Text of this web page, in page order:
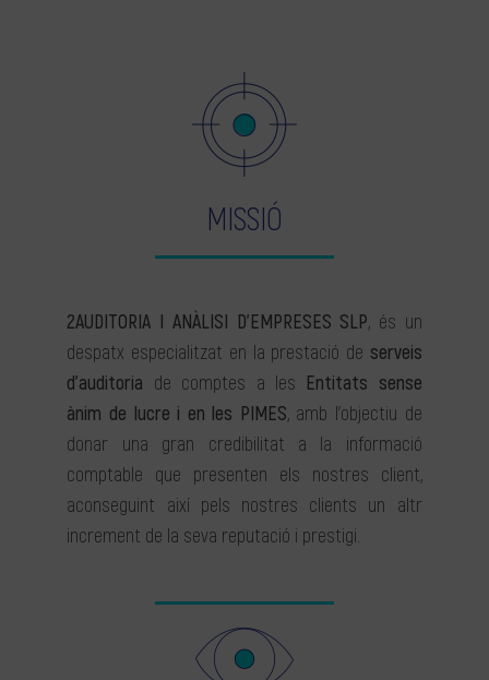
MISSIÓ
2AUDITORIA I ANÀLISI D’EMPRESES SLP, és un
despatx especialitzat en la prestació de serveis
d’auditoria de comptes a les Entitats sense
ànim de lucre i en les PIMES, amb l’objectiu de
donar una gran credibilitat a la informació
comptable que presenten els nostres client,
aconseguint així pels nostres clients un altr
increment de la seva reputació i prestigi.